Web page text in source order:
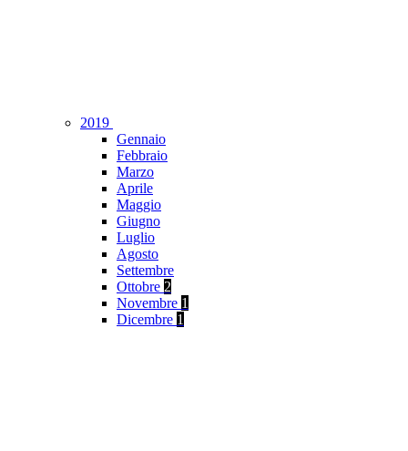
2019
Gennaio
Febbraio
Marzo
Aprile
Maggio
Giugno
Luglio
Agosto
Settembre
Ottobre 2
Novembre 1
Dicembre 1